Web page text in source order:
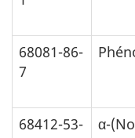
68081-86-
7
68412-53-
α-